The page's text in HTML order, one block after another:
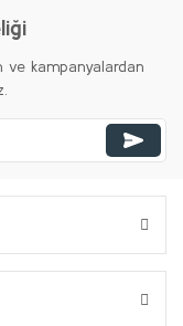
ve kampanyalardan